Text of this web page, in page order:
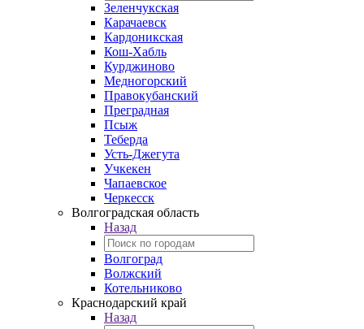
Зеленчукская
Карачаевск
Кардоникская
Кош-Хабль
Курджиново
Медногорский
Правокубанский
Преградная
Псыж
Теберда
Усть-Джегута
Учкекен
Чапаевское
Черкесск
Волгоградская область
Назад
Волгоград
Волжский
Котельниково
Краснодарский край
Назад